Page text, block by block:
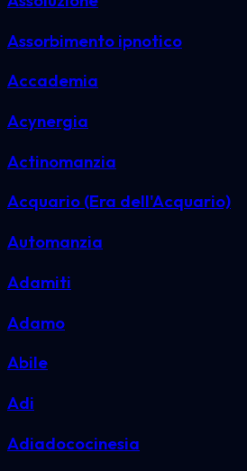
Assorbimento ipnotico
Accademia
Acynergia
Actinomanzia
Acquario (Era dell'Acquario)
Automanzia
Adamiti
Adamo
Abile
Adi
Adiadococinesia